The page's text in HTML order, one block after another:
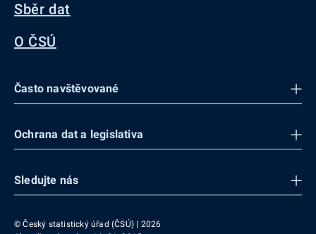
Sběr dat
O ČSÚ
Často navštěvované
Ochrana dat a legislativa
Sledujte nás
© Český statistický úřad (ČSÚ) | 2026